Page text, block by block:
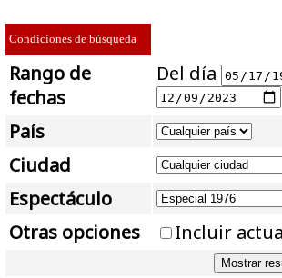
Condiciones de búsqueda
Rango de
fechas
Del día
País
Ciudad
Espectáculo
Otras opciones
Incluir